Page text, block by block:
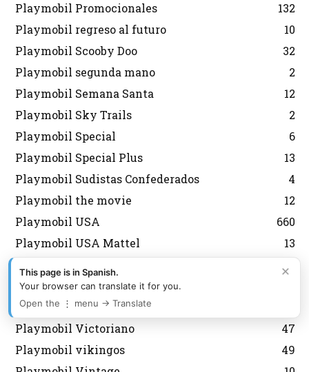
Playmobil Promocionales
132
Playmobil regreso al futuro
10
Playmobil Scooby Doo
32
Playmobil segunda mano
2
Playmobil Semana Santa
12
Playmobil Sky Trails
2
Playmobil Special
6
Playmobil Special Plus
13
Playmobil Sudistas Confederados
4
Playmobil the movie
12
Playmobil USA
660
Playmobil USA Mattel
13
Playmobil USA Schaper
playmobil vespas
Playmobil Victoriano
47
Playmobil vikingos
49
×
This page is in Spanish.
Your browser can translate it for you.
Open the ⋮ menu → Translate